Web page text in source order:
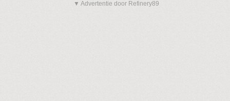
▼ Advertentie door Refinery89